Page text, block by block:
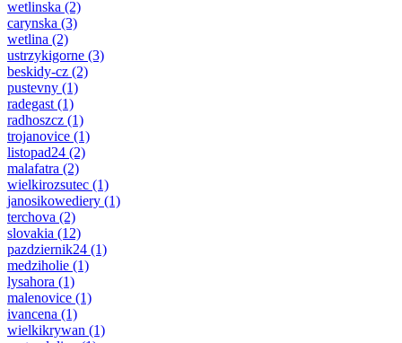
wetlinska (2)
carynska (3)
wetlina (2)
ustrzykigorne (3)
beskidy-cz (2)
pustevny (1)
radegast (1)
radhoszcz (1)
trojanovice (1)
listopad24 (2)
malafatra (2)
wielkirozsutec (1)
janosikowediery (1)
terchova (2)
slovakia (12)
pazdziernik24 (1)
medziholie (1)
lysahora (1)
malenovice (1)
ivancena (1)
wielkikrywan (1)